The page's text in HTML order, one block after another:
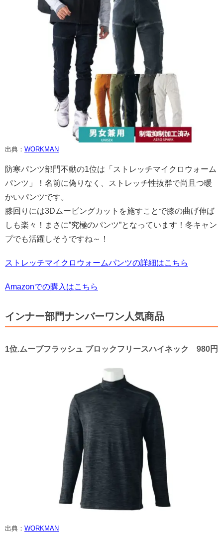
出典： WORKMAN
防寒パンツ部門不動の1位は「ストレッチマイクロウォーム
パンツ」！名前に偽りなく、ストレッチ性抜群で尚且つ暖
かいパンツです。
膝回りには3Dムービングカットを施すことで膝の曲げ伸ば
しも楽々！まさに”究極のパンツ”となっています！冬キャン
プでも活躍しそうですね～！
ストレッチマイクロウォームパンツの詳細はこちら
Amazonでの購入はこちら
インナー部門ナンバーワン人気商品
1位.ムーブフラッシュ ブロックフリースハイネック 980円
出典： WORKMAN